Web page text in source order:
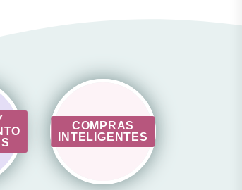
COMPRAS
INTELIGENTES